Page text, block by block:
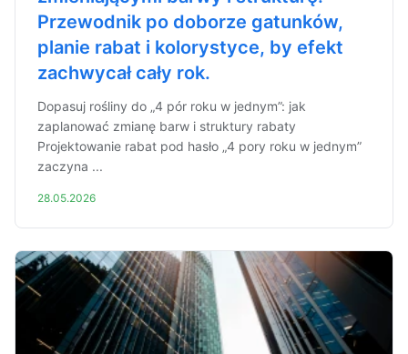
Przewodnik po doborze gatunków,
planie rabat i kolorystyce, by efekt
zachwycał cały rok.
Dopasuj rośliny do „4 pór roku w jednym”: jak
zaplanować zmianę barw i struktury rabaty
Projektowanie rabat pod hasło „4 pory roku w jednym”
zaczyna ...
28.05.2026